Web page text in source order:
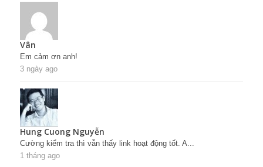
Vân
Em cảm ơn anh!
3 ngày ago
Hung Cuong Nguyễn
Cường kiểm tra thì vẫn thấy link hoạt động tốt. A...
1 tháng ago